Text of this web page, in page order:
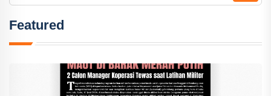
Featured